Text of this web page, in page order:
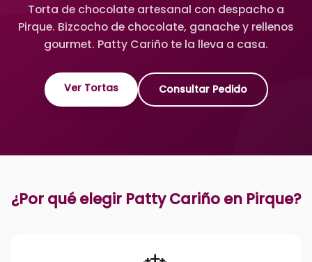
Torta de chocolate artesanal con despacho a
Pirque. Bizcocho de chocolate, ganache y rellenos
gourmet. Patty Cariño te la lleva a casa.
Ver Tortas Consultar Pedido
¿Por qué elegir Patty Cariño en Pirque?